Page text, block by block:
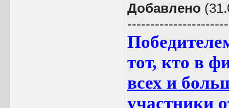
Добавлено
тот, кто в
всех и
участники